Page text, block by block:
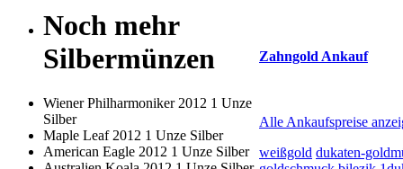
Noch mehr
Silbermünzen
Wiener Philharmoniker 2012 1 Unze
Silber
Maple Leaf 2012 1 Unze Silber
American Eagle 2012 1 Unze Silber
Zahngold Ankauf
Alle Ankaufspreise
weißgold dukaten-